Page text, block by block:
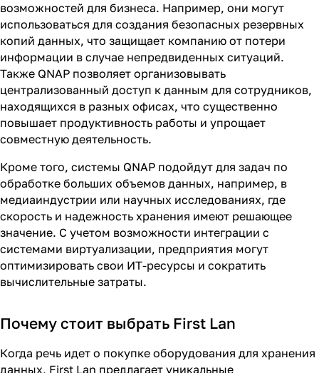
возможностей для бизнеса. Например, они могут
использоваться для создания безопасных резервных
копий данных, что защищает компанию от потери
информации в случае непредвиденных ситуаций.
Также QNAP позволяет организовывать
централизованный доступ к данным для сотрудников,
находящихся в разных офисах, что существенно
повышает продуктивность работы и упрощает
совместную деятельность.
Кроме того, системы QNAP подойдут для задач по
обработке больших объемов данных, например, в
медиаиндустрии или научных исследованиях, где
скорость и надежность хранения имеют решающее
значение. С учетом возможности интеграции с
системами виртуализации, предприятия могут
оптимизировать свои ИТ-ресурсы и сократить
вычислительные затраты.
Почему стоит выбрать First Lan
Когда речь идет о покупке оборудования для хранения
данных, First Lan предлагает уникальные